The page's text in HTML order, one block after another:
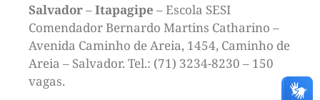
Salvador–Itapagipe – Escola SESI
Comendador Bernardo Martins Catharino –
Avenida Caminho de Areia, 1454, Caminho de
Areia – Salvador. Tel.: (71) 3234-8230 – 150
vagas.